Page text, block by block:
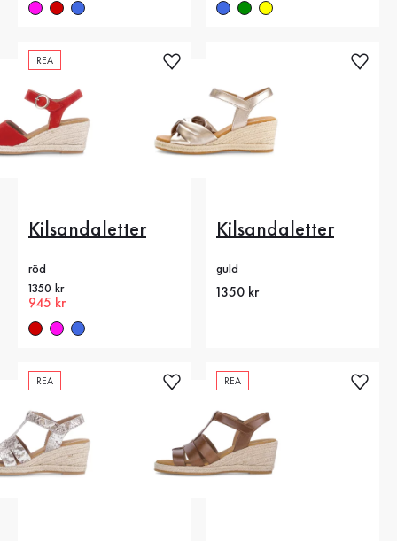
REA
Kilsandaletter
röd
Gammalt pris
1350 kr
Nytt pris
945 kr
Kilsandaletter
guld
Nytt pris
1350 kr
REA REA